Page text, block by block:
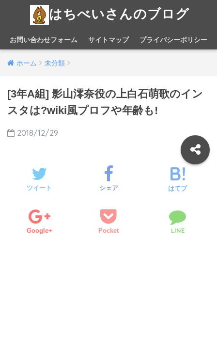
はちべいさんのブログ
お問い合わせフォーム サイトマップ プライバシーポリシー
ホーム 未分類
[3年A組] 影山澪奈役の上白石萌歌のイン
スタは?wiki風プロフや年齢も!
2018/12/29
ツイート シェア はてブ
Google+ Pocket LINE